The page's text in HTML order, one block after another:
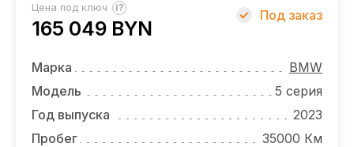
ЛИЗИНГ
НОВОСТИ
ОТЗЫВЫ
ВАКАНСИИ
Цена под ключ ?
165 049 BYN
Под заказ
Марка
BMW
Модель
5 серия
Год выпуска
2023
Пробег
35000 Км